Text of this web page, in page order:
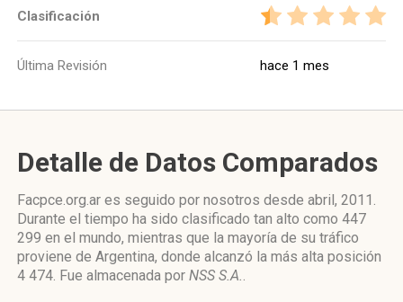
Clasificación
Última Revisión hace 1 mes
Detalle de Datos Comparados
Facpce.org.ar es seguido por nosotros desde abril, 2011.
Durante el tiempo ha sido clasificado tan alto como 447
299 en el mundo, mientras que la mayoría de su tráfico
proviene de Argentina, donde alcanzó la más alta posición
4 474. Fue almacenada por NSS S.A..